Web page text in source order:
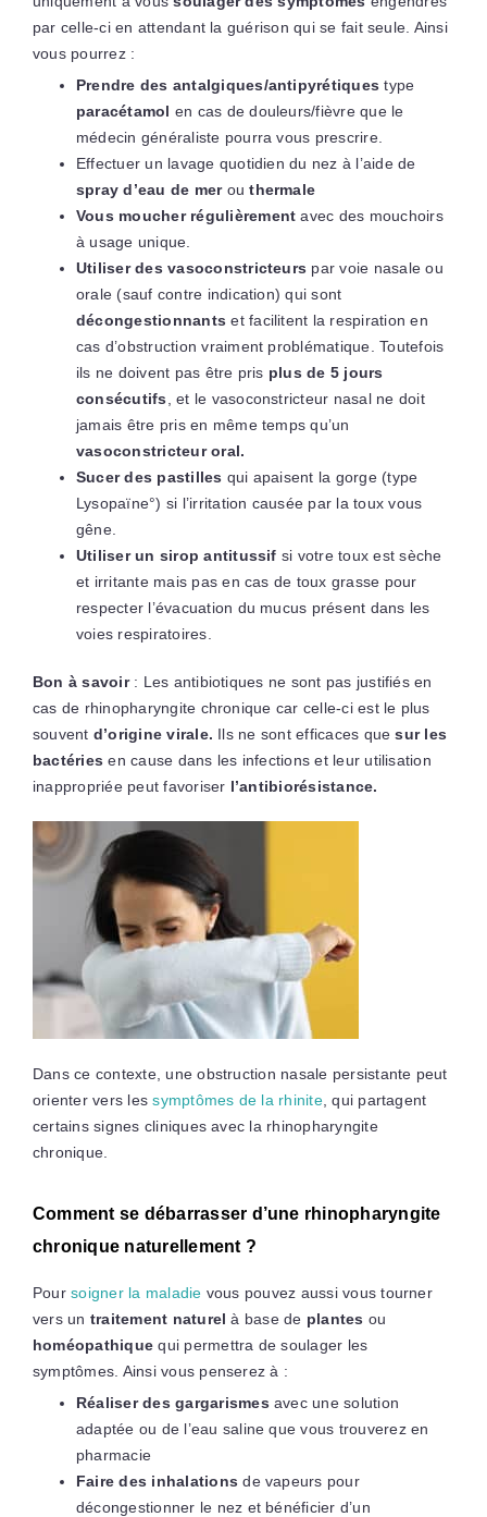
par celle-ci en attendant la guérison qui se fait seule. Ainsi
vous pourrez :
Prendre des antalgiques/antipyrétiques type
paracétamol en cas de douleurs/fièvre que le
médecin généraliste pourra vous prescrire.
Effectuer un lavage quotidien du nez à l’aide de
spray d’eau de merouthermale
Vous moucher régulièrement avec des mouchoirs
à usage unique.
Utiliser des vasoconstricteurs par voie nasale ou
orale (sauf contre indication) qui sont
décongestionnants et facilitent la respiration en
cas d’obstruction vraiment problématique. Toutefois
ils ne doivent pas être pris plus de 5 jours
consécutifs
, et le vasoconstricteur nasal ne doit
jamais être pris en même temps qu’un
vasoconstricteur oral.
Sucer des pastilles qui apaisent la gorge (type
Lysopaïne°) si l’irritation causée par la toux vous
gêne.
Utiliser un sirop antitussif si votre toux est sèche
et irritante mais pas en cas de toux grasse pour
respecter l’évacuation du mucus présent dans les
voies respiratoires.
Bon à savoir: Les antibiotiques ne sont pas justifiés en
cas de rhinopharyngite chronique car celle-ci est le plus
souvent d’origine virale. Ils ne sont efficaces quesur les
bactéries en cause dans les infections et leur utilisation
inappropriée peut favoriser l’antibiorésistance.
Dans ce contexte, une obstruction nasale persistante peut
orienter vers lessymptômes de la rhinite, qui partagent
certains signes cliniques avec la rhinopharyngite
chronique.
Comment se débarrasser d’une rhinopharyngite
chronique naturellement ?
Poursoigner la maladie vous pouvez aussi vous tourner
vers un traitement naturel à base de plantes ou
homéopathique qui permettra de soulager les
symptômes. Ainsi vous penserez à :
Réaliser des gargarismes avec une solution
adaptée ou de l’eau saline que vous trouverez en
pharmacie
Faire des inhalations de vapeurs pour
décongestionner le nez et bénéficier d’un